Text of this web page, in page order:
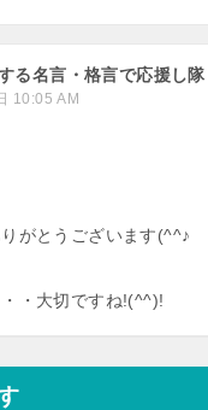
る名言・格言で応援し隊
10:05 AM
がとうございます(^^♪
・大切ですね!(^^)!